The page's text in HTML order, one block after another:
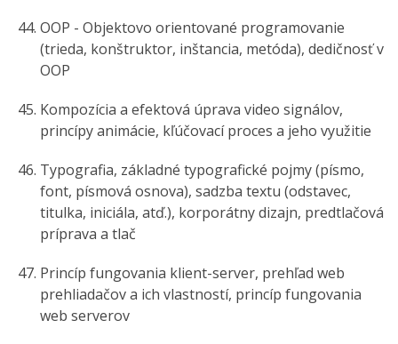
OOP - Objektovo orientované programovanie
(trieda, konštruktor, inštancia, metóda), dedičnosť v
OOP
Kompozícia a efektová úprava video signálov,
princípy animácie, kľúčovací proces a jeho využitie
Typografia, základné typografické pojmy (písmo,
font, písmová osnova), sadzba textu (odstavec,
titulka, iniciála, atď.), korporátny dizajn, predtlačová
príprava a tlač
Princíp fungovania klient-server, prehľad web
prehliadačov a ich vlastností, princíp fungovania
web serverov